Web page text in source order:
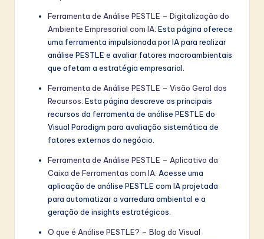
Ferramenta de Análise PESTLE – Digitalização do
Ambiente Empresarial com IA: Esta página oferece
uma ferramenta impulsionada por IA para realizar
análise PESTLE e avaliar fatores macroambientais
que afetam a estratégia empresarial.
Ferramenta de Análise PESTLE – Visão Geral dos
Recursos: Esta página descreve os principais
recursos da ferramenta de análise PESTLE do
Visual Paradigm para avaliação sistemática de
fatores externos do negócio.
Ferramenta de Análise PESTLE – Aplicativo da
Caixa de Ferramentas com IA: Acesse uma
aplicação de análise PESTLE com IA projetada
para automatizar a varredura ambiental e a
geração de insights estratégicos.
O que é Análise PESTLE? – Blog do Visual